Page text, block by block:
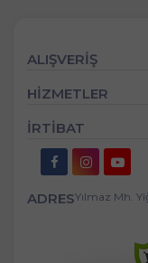
ALIŞVERİŞ
HİZMETLER
İRTİBAT
ADRESYılmaz Mh.